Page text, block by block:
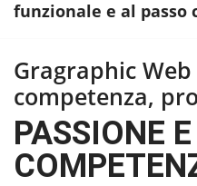
funzionale e al passo
Gragraphic Web
competenza,
PASSIONE E